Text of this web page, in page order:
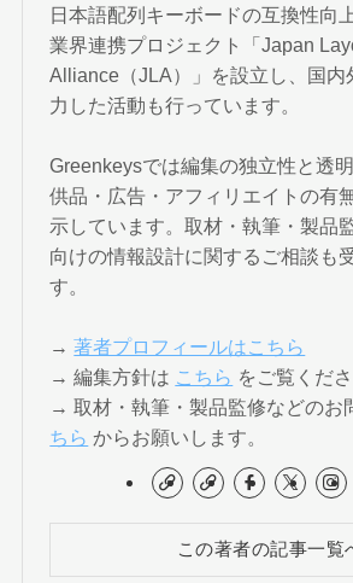
日本語配列キーボードの互換性向
業界連携プロジェクト「Japan
Alliance（JLA）」を設立し、国内
力した活動も行っています。
Greenkeysでは編集の独立性と透
供品・広告・アフィリエイトの有
示しています。取材・執筆・製品
向けの情報設計に関するご相談も
す。
→著者プロフィールはこちら
→ 編集方針は こちら をご覧くださ
→ 取材・執筆・製品監修などのお
ちら からお願いします。
この著者の記事一覧